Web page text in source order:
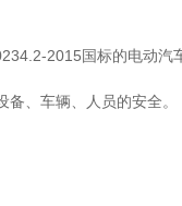
2015国标的电动汽
、车辆、人员的安全。